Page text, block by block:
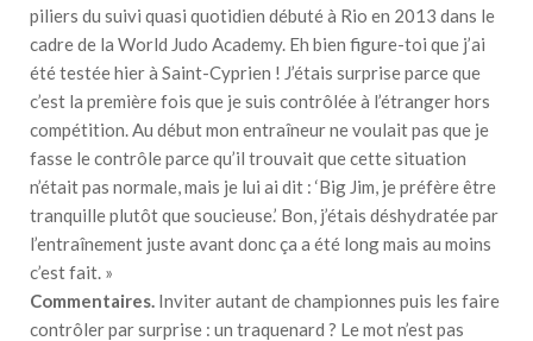
piliers du suivi quasi quotidien débuté à Rio en 2013 dans le
cadre de la World Judo Academy. Eh bien figure-toi que j’ai
été testée hier à Saint-Cyprien ! J’étais surprise parce que
c’est la première fois que je suis contrôlée à l’étranger hors
compétition. Au début mon entraîneur ne voulait pas que je
fasse le contrôle parce qu’il trouvait que cette situation
n’était pas normale, mais je lui ai dit : ‘Big Jim, je préfère être
tranquille plutôt que soucieuse.’ Bon, j’étais déshydratée par
l’entraînement juste avant donc ça a été long mais au moins
c’est fait. »
Commentaires. Inviter autant de championnes puis les faire
contrôler par surprise : un traquenard ? Le mot n’est pas